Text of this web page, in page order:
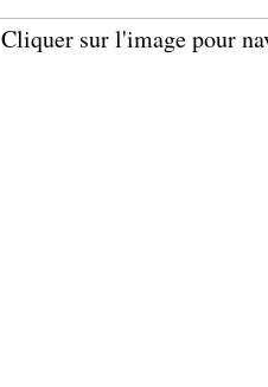
Cliquer sur l'image pour